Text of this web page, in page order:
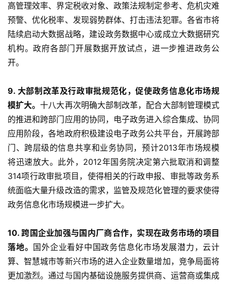
高管理效率、界定税收对象、政策法规制定参考、危机灾难
预警、优化税率、发现弱势群体、打击违法犯罪。各省市将
陆续启动大数据战略，建设政务数据中心或成立大数据研究
机构。政府各部门开展数据开放试点，进一步推进政务公
开。
9. 大部制改革及行政审批规范化，促使政务信息化市场规
模扩大。十八大再次明确大部制改革，配合大部制管理模式
的推进和跨部门应用的协同，电子政务进入综合集成、协同
应用阶段，各地政府积极建设电子政务公共平台，开展跨部
门、跨层级的信息共享和业务协同，预计2013年市场规模
将迅速放大。此外，2012年国务院决定第六批取消和调整
314项行政审批项目，使得相关的行政申报、审批等政务系
统面临大量升级改造的需求，监管及规范化管理的要求使得
政务信息化市场规模进一步扩大。
10. 跨国企业加强与国内厂商合作，实现在政务市场的项目
落地。 国外企业看好中国政务信息化市场发展潜力，云计
算、智慧城市等新兴市场的进入企业数量增加，竞争局面将
更加激烈。通过与国内基础设施服务提供商、运营商或集成